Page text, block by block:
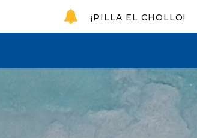
¡PILLA EL CHOLLO!